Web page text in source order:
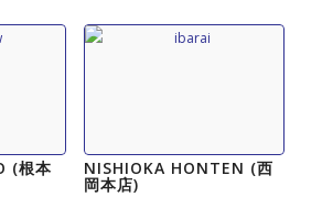
(根本 NISHIOKA HONTEN (西
岡本店)